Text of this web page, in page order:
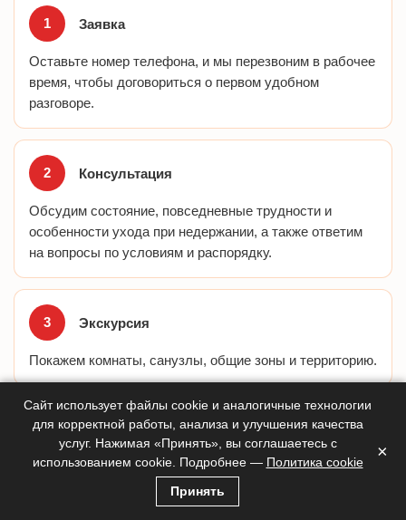
Заявка
Оставьте номер телефона, и мы перезвоним в рабочее
время, чтобы договориться о первом удобном
разговоре.
Консультация
Обсудим состояние, повседневные трудности и
особенности ухода при недержании, а также ответим
на вопросы по условиям и распорядку.
Экскурсия
Покажем комнаты, санузлы, общие зоны и территорию.
Договор
Согласуем порядок гигиены, список разрешённых в
пансионате вещей и условия проживания.
Сайт использует файлы cookie и аналогичные технологии
для корректной работы, анализа и улучшения качества
услуг. Нажимая «Принять», вы соглашаетесь с
использованием cookie. Подробнее — Политика cookie
Принять
×